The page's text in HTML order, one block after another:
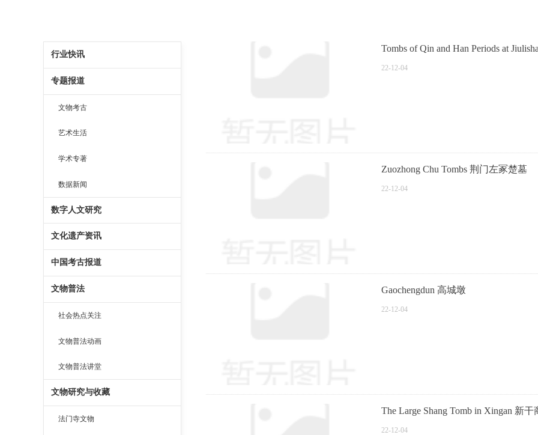
Tombs of Qin and Han Periods at
22-12-04
Zuozhong Chu Tombs 荆门左冢楚墓
22-12-04
Gaochengdun 高城墩
22-12-04
The Large Shang Tomb in Xingan 新
22-12-04
行业快讯
专题报道
文物考古
艺术生活
学术专著
数据新闻
数字人文研究
文化遗产资讯
中国考古报道
文物普法
社会热点关注
文物普法动画
文物普法讲堂
文物研究与收藏
法门寺文物